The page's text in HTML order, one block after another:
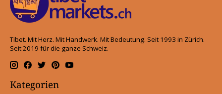
Tibet. Mit Herz. Mit Handwerk. Mit Bedeutung. Seit 1993 in Zürich.
Seit 2019 für die ganze Schweiz.
Kategorien